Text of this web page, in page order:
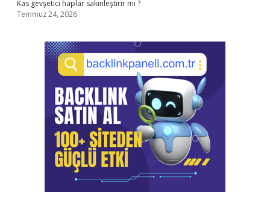
Kas gevşetici haplar sakinleştirir mi ?
Temmuz 24, 2026